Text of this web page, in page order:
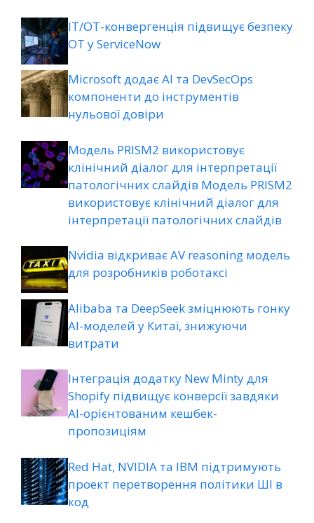
ІТ/ОТ-конвергенція підвищує безпеку
ОТ у ServiceNow
Microsoft додає AI та DevSecOps
компоненти до інструментів
нульової довіри
Модель PRISM2 використовує
клінічний діалог для інтерпретації
патологічних слайдів Модель PRISM2
використовує клінічний діалог для
інтерпретації патологічних слайдів
Nvidia відкриває AV reasoning модель
для розробників роботаксі
Alibaba та DeepSeek зміцнюють гонку
AI-моделей у Китаї, знижуючи
витрати
Інтеграція додатку New Minty для
Shopify підвищує конверсії завдяки
AI-орієнтованим кешбек-
пропозиціям
Red Hat, NVIDIA та IBM підтримують
проект перетворення політики ШІ в
код